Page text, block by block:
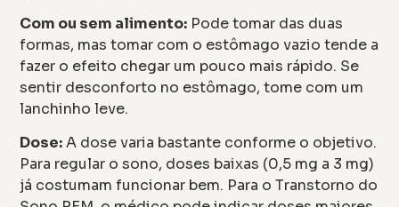
Com ou sem alimento: Pode tomar das duas
formas, mas tomar com o estômago vazio tende a
fazer o efeito chegar um pouco mais rápido. Se
sentir desconforto no estômago, tome com um
lanchinho leve.
Dose:A dose varia bastante conforme o objetivo.
Para regular o sono, doses baixas (0,5 mg a 3 mg)
já costumam funcionar bem. Para o Transtorno do